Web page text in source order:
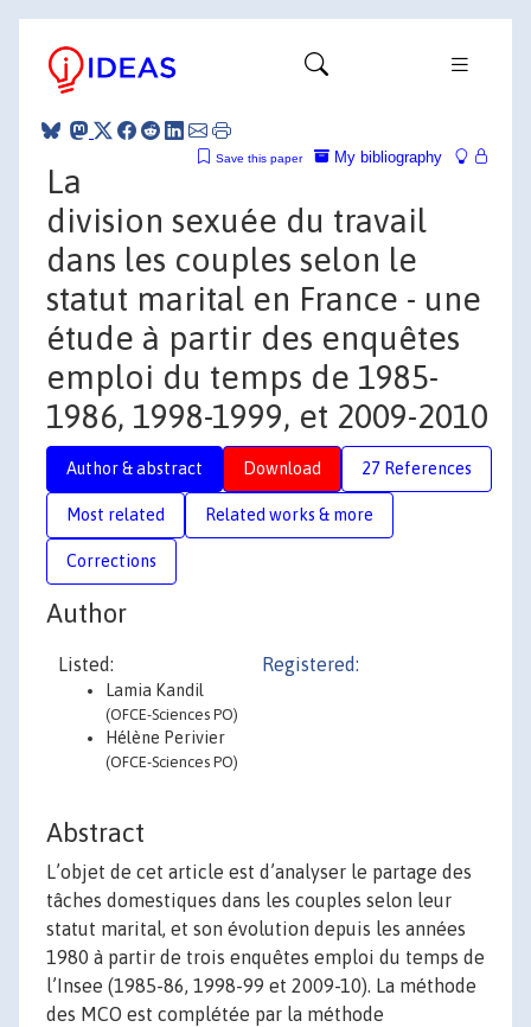
My bibliography
Save this paper
La
division sexuée du travail
dans les couples selon le
statut marital en France - une
étude à partir des enquêtes
emploi du temps de 1985-
1986, 1998-1999, et 2009-2010
Author & abstract Download 27 References
Most related Related works & more
Corrections
Author
Listed:
Lamia Kandil
(OFCE-Sciences PO)
Hélène Perivier
(OFCE-Sciences PO)
Registered:
Abstract
L’objet de cet article est d’analyser le partage des
tâches domestiques dans les couples selon leur
statut marital, et son évolution depuis les années
1980 à partir de trois enquêtes emploi du temps de
l’Insee (1985-86, 1998-99 et 2009-10). La méthode
des MCO est complétée par la méthode